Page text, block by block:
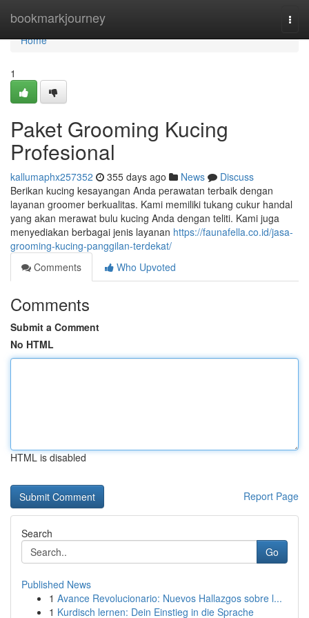
bookmarkjourney
Home
Home
1
Paket Grooming Kucing
Profesional
kallumaphx257352 355 days ago News
Discuss
Berikan kucing kesayangan Anda perawatan terbaik dengan
layanan groomer berkualitas. Kami memiliki tukang cukur handal
yang akan merawat bulu kucing Anda dengan teliti. Kami juga
menyediakan berbagai jenis layanan https://faunafella.co.id/jasa-
grooming-kucing-panggilan-terdekat/
Comments
Who Upvoted
Comments
Submit a Comment
No HTML
HTML is disabled
Report Page
Search
Go
Published News
1 Avance Revolucionario: Nuevos Hallazgos sobre l...
1 Kurdisch lernen: Dein Einstieg in die Sprache